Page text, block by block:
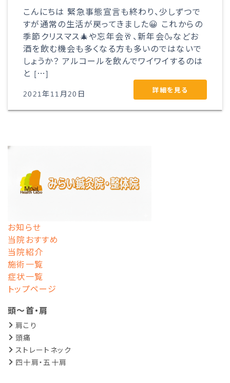
こんにちは 緊急事態宣言も終わり、少しずつで
すが通常の生活が戻ってきました😀 これからの
季節クリスマス🎄や忘年会🥂、新年会🍶などお
酒を飲む機会も多くなる方も多いのではないで
しょうか？ アルコールを飲んでワイワイするのは
と […]
2021年11月20日 詳細を見る
お知らせ
当院おすすめ
当院紹介
施術一覧
症状一覧
トップページ
頭～首・肩
肩こり
頭痛
ストレートネック
四十肩・五十肩